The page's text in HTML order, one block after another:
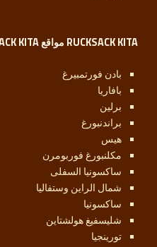
RUCKSACK KITA مواقع RUCKSACK KITA
بادن فورتمبيرغ
بافاريا
برلين
براندنبورغ
هيس
مكلنبورغ فوربومرن
ساكسونيا السفلى
شمال الراين وستفاليا
ساكسونيا
شليسفيغ هولشتاين
تورينجيا